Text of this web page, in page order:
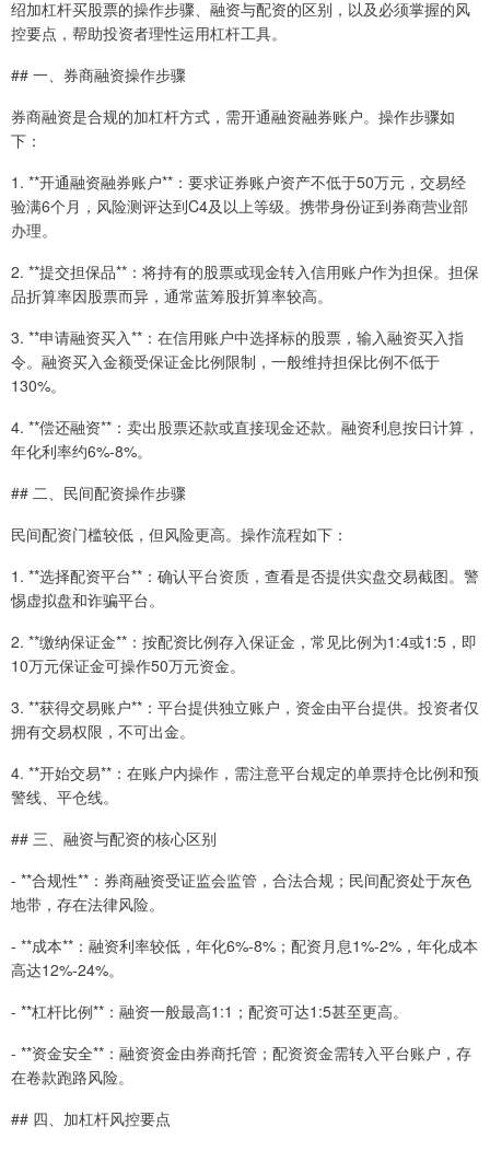
绍加杠杆买股票的操作步骤、融资与配资的区别，以及必须掌握的风
控要点，帮助投资者理性运用杠杆工具。
## 一、券商融资操作步骤
券商融资是合规的加杠杆方式，需开通融资融券账户。操作步骤如
下：
1. **开通融资融券账户**：要求证券账户资产不低于50万元，交易经
验满6个月，风险测评达到C4及以上等级。携带身份证到券商营业部
办理。
2. **提交担保品**：将持有的股票或现金转入信用账户作为担保。担保
品折算率因股票而异，通常蓝筹股折算率较高。
3. **申请融资买入**：在信用账户中选择标的股票，输入融资买入指
令。融资买入金额受保证金比例限制，一般维持担保比例不低于
130%。
4. **偿还融资**：卖出股票还款或直接现金还款。融资利息按日计算，
年化利率约6%-8%。
## 二、民间配资操作步骤
民间配资门槛较低，但风险更高。操作流程如下：
1. **选择配资平台**：确认平台资质，查看是否提供实盘交易截图。警
惕虚拟盘和诈骗平台。
2. **缴纳保证金**：按配资比例存入保证金，常见比例为1:4或1:5，即
10万元保证金可操作50万元资金。
3. **获得交易账户**：平台提供独立账户，资金由平台提供。投资者仅
拥有交易权限，不可出金。
4. **开始交易**：在账户内操作，需注意平台规定的单票持仓比例和预
警线、平仓线。
## 三、融资与配资的核心区别
- **合规性**：券商融资受证监会监管，合法合规；民间配资处于灰色
地带，存在法律风险。
- **成本**：融资利率较低，年化6%-8%；配资月息1%-2%，年化成本
高达12%-24%。
- **杠杆比例**：融资一般最高1:1；配资可达1:5甚至更高。
- **资金安全**：融资资金由券商托管；配资资金需转入平台账户，存
在卷款跑路风险。
## 四、加杠杆风控要点